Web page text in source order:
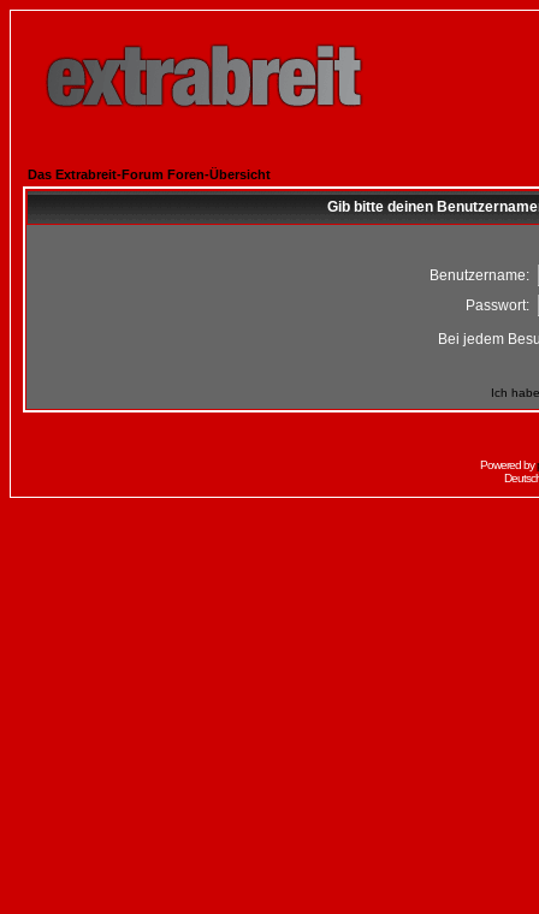
Das Extrabreit-Forum Foren-Übersicht
Gib bitte deinen
Benutzername:
Passwort:
Bei jedem
Ich
Powered by